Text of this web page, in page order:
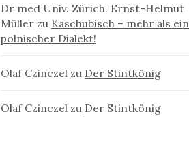
Dr med Univ. Zürich. Ernst-Helmut
Müller zu Kaschubisch – mehr als ein
polnischer Dialekt!
Olaf Czinczel zu Der Stintkönig
Olaf Czinczel zu Der Stintkönig